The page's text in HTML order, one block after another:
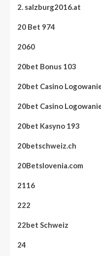
2. salzburg2016.at
20 Bet 974
2060
20bet Bonus 103
20bet Casino
20bet Casino
20bet Kasyno 193
20betschweiz.ch
20Betslovenia.com
2116
222
22bet Schweiz
24